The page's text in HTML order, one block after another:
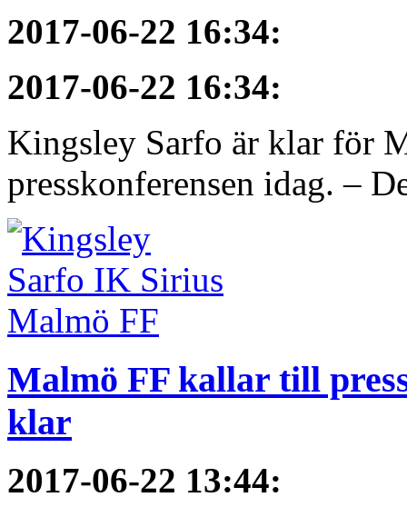
2017-06-22 16:34:
2017-06-22 16:34:
Kingsley Sarfo är klar för
presskonferensen idag. –
Malmö FF kallar till
klar
2017-06-22 13:44: